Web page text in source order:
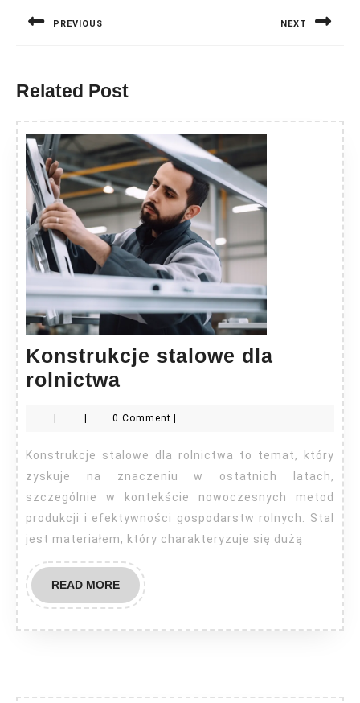
PREVIOUS NEXT
Related Post
Konstrukcje stalowe dla
rolnictwa
dla
rolnictwa
0 Comment
Konstrukcje stalowe dla rolnictwa to temat, który
zyskuje na znaczeniu w ostatnich latach,
szczególnie w kontekście nowoczesnych metod
produkcji i efektywności gospodarstw rolnych. Stal
jest materiałem, który charakteryzuje się dużą
READ MOREREAD
MORE